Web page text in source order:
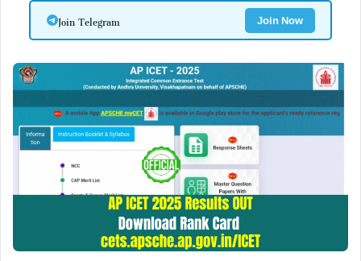
Join Telegram Join Now